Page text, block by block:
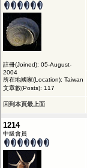
註冊(Joined): 05-August-
2004
所在地國家(Location): Taiwan
文章數(Posts): 117
回到本頁最上面
1214
中級會員